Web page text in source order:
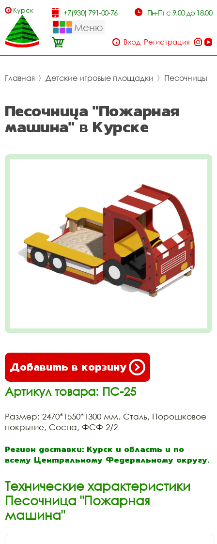
Курск +7(930) 791-00-76 Пн-Пт с 9.00 до 18.00
Меню
Вход Регистрация
Главная 〉 Детские игровые площадки 〉 Песочницы
Песочница "Пожарная
машина" в Курске
Добавить в корзину
Артикул товара: ПС-25
Размер: 2470*1550*1300 мм. Сталь, Порошковое
покрытие, Сосна, ФСФ 2/2
Регион доставки: Курск и область и по
всему Центральному Федеральному округу.
Технические характеристики
Песочница "Пожарная
машина"